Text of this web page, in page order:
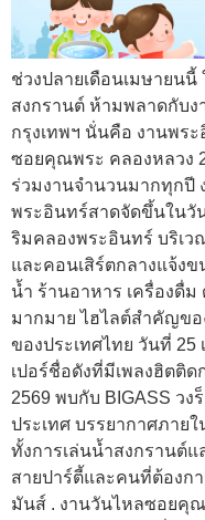
ช่วงปลายเดือนเมษายน
สงกรานต์ ห้ามพลาดกับ
กรุงเทพฯ นั่นคือ งานพร
ซอยคุณพระ คลองหลวง
ร่วมงานจำนวนมากทุกปี
พระอินทร์สาดจัดขึ้นในวั
ริมคลองพระอินทร์ บริเว
และคอนเสิร์ตกลางแจ้ง
น้ำ ร้านอาหาร เครื่องดื่
มากมาย ไฮไลต์สำคัญข
ของประเทศไทย วันที่ 25
เปอร์ชื่อดังที่มีเพลงฮิตติ
2569 พบกับ BIGASS ว
ประเทศ บรรยากาศภาย
ทั้งการเล่นน้ำสงกรานต์แ
สายปาร์ตี้และคนที่ต้องก
มันส์ . งานวันไหลซอยคุ